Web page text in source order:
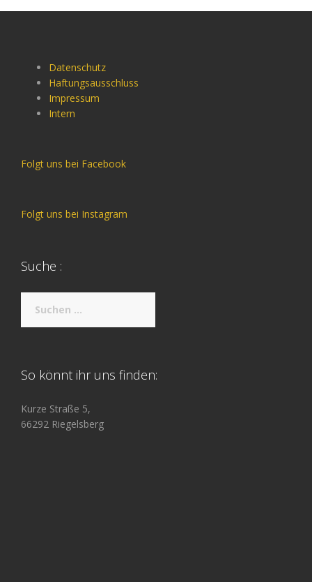
Datenschutz
Haftungsausschluss
Impressum
Intern
Folgt uns bei Facebook
Folgt uns bei Instagram
Suche :
nach:
So könnt ihr uns finden:
Kurze Straße 5,
66292 Riegelsberg